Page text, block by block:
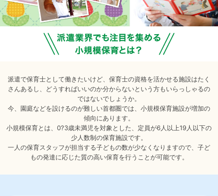
派遣で保育士として働きたいけど、保育士の資格を活かせる施設はたく
さんあるし、どうすればいいのか分からないという方もいらっしゃるの
ではないでしょうか。
今、園庭などを設けるのが難しい首都圏では、小規模保育施設が増加の
傾向にあります。
小規模保育とは、0?3歳未満児を対象とした、定員が6人以上19人以下の
少人数制の保育施設です。
一人の保育スタッフが担当する子どもの数が少なくなりますので、子ど
もの発達に応じた質の高い保育を行うことが可能です。